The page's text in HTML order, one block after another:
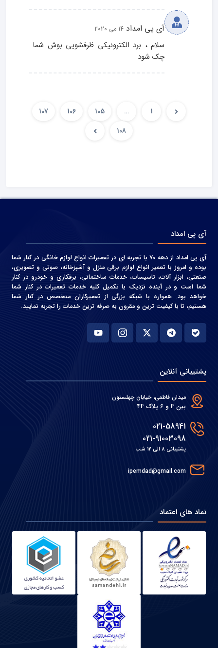
آی پی امداد 14 می 2020
سلام ، برد الکترونیکی ظرفشویی بوش شما
چک شود
1
…
105
106
107
108
آی پی امداد
آی پی امداد از دهه 70 با تجربه ای در تعمیرات انواع لوازم خانگی در کنار شما
بوده و امروز با تعمیر انواع لوازم برقی منزل و آشپزخانه، صوتی و‌ تصویری،
صنعتی، ابزار آلات، تاسیسات، خدمات ساختمانی، برقکاری و خودرو در کنار
شما است و در آینده نزدیک با تکمیل کلیه خدمات تعمیرات در کنار شما
خواهد بود. همواره با شبکه بزرگی از تعمیرکاران متخصص در کنار شما
هستیم، تا با کیفیت ترین و مقرون به صرفه ترین خدمات را تجربه نمایید.
پشتیبانی آنلاین
میدان فاطمی، خیابان چهلستون
بین 4 و 6 پلاک 44
021-58941
021-91003098
پشتیبانی 8 الی 12 شب
ipemdad@gmail.com
نماد های اعتماد